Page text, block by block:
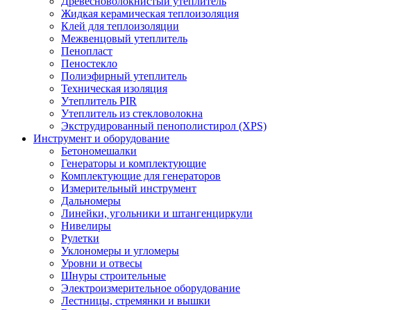
Жидкая керамическая теплоизоляция
Клей для теплоизоляции
Межвенцовый утеплитель
Пенопласт
Пеностекло
Полиэфирный утеплитель
Техническая изоляция
Утеплитель PIR
Утеплитель из стекловолокна
Экструдированный пенополистирол (XPS)
Инструмент и оборудование
Бетономешалки
Генераторы и комплектующие
Комплектующие для генераторов
Измерительный инструмент
Дальномеры
Линейки, угольники и штангенциркули
Нивелиры
Рулетки
Уклономеры и угломеры
Уровни и отвесы
Шнуры строительные
Электроизмерительное оборудование
Лестницы, стремянки и вышки